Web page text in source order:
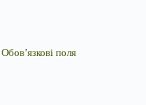
Обов’язкові поля